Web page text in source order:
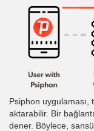
Psiphon uygulaması,
aktarabilir. Bir
dener. Böylece,